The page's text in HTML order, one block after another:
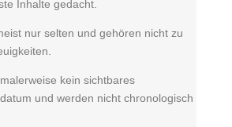
Inhalte gedacht.
nur selten und gehören nicht zu
kein sichtbares
und werden nicht chronologisch